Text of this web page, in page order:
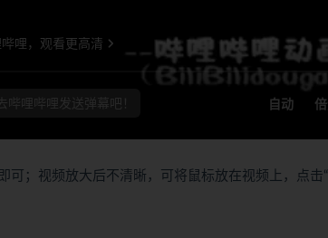
；视频放大后不清晰，可将鼠标放在视频上，点击